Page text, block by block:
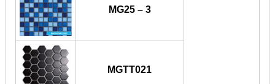
MG25 – 3
MGTT021